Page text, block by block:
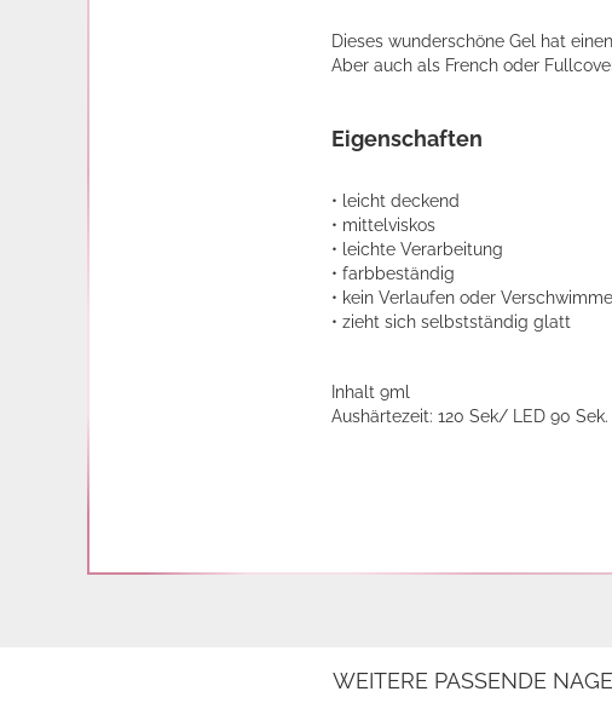
Dieses wunderschöne Gel hat
Aber auch als French oder
Eigenschaften
• leicht deckend
• mittelviskos
• leichte Verarbeitung
• farbbeständig
• kein Verlaufen oder
• zieht sich selbstständig glatt
Inhalt 9ml
Aushärtezeit: 120 Sek/ LED 90 Sek.
WEITERE PASSENDE